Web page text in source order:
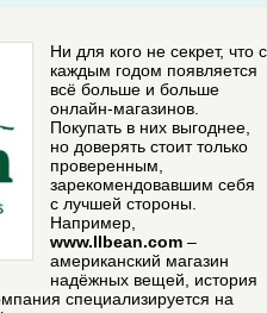
Ни для кого не секрет, что с
каждым годом появляется
всё больше и больше
онлайн-магазинов.
Покупать в них выгоднее,
но доверять стоит только
проверенным,
зарекомендовавшим себя
с лучшей стороны.
Например,
www.llbean.com –
американский магазин
надёжных вещей, история
специализируется на